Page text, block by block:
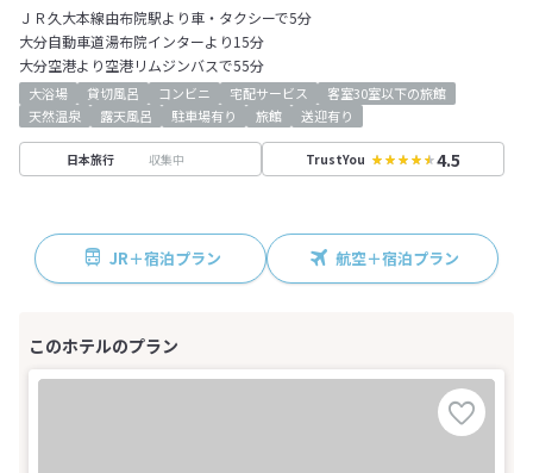
ＪＲ久大本線由布院駅より車・タクシーで5分
大分自動車道湯布院インターより15分
大分空港より空港リムジンバスで55分
大浴場 貸切風呂 コンビニ 宅配サービス
客室30室以下の旅館
天然温泉
露天風呂 駐車場有り 旅館 送迎有り
日本旅行 収集中 TrustYou 4.5
JR＋宿泊プラン 航空＋宿泊プラン